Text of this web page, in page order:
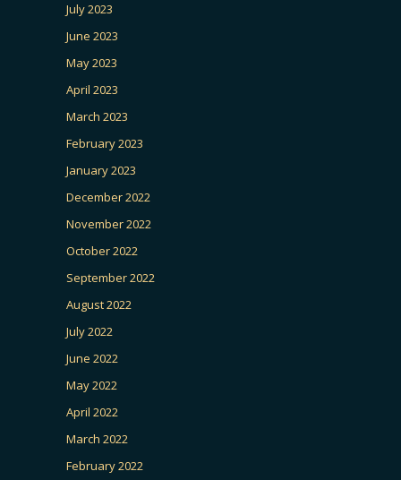
July 2023
June 2023
May 2023
April 2023
March 2023
February 2023
January 2023
December 2022
November 2022
October 2022
September 2022
August 2022
July 2022
June 2022
May 2022
April 2022
March 2022
February 2022